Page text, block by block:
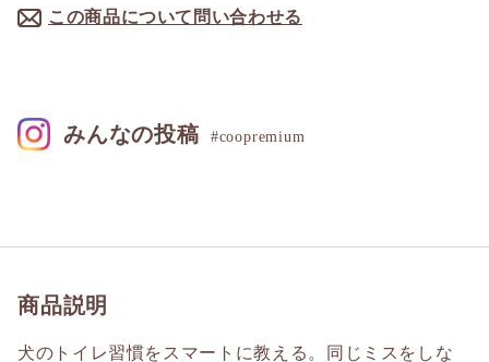
この商品について問い合わせる
商品説明
犬のトイレ習慣をスマートに教える。同じミスをしな
みんなの投稿 #coopremium